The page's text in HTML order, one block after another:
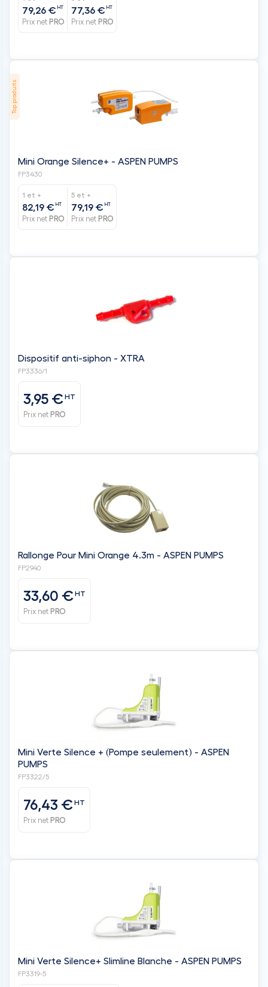
79,26 € HT
Prix net PRO
77,36 € HT
Prix net PRO
Top produits
Mini Orange Silence+ - ASPEN PUMPS
FP3430
1 et +
82,19 € HT
Prix net PRO
5 et +
79,19 € HT
Prix net PRO
Dispositif anti-siphon - XTRA
FP3336/1
3,95 €HT
Prix net PRO
Rallonge Pour Mini Orange 4.3m - ASPEN PUMPS
FP2940
33,60 €HT
Prix net PRO
Mini Verte Silence + (Pompe seulement) - ASPEN
PUMPS
FP3322/5
76,43 €HT
Prix net PRO
Mini Verte Silence+ Slimline Blanche - ASPEN PUMPS
FP3319-5